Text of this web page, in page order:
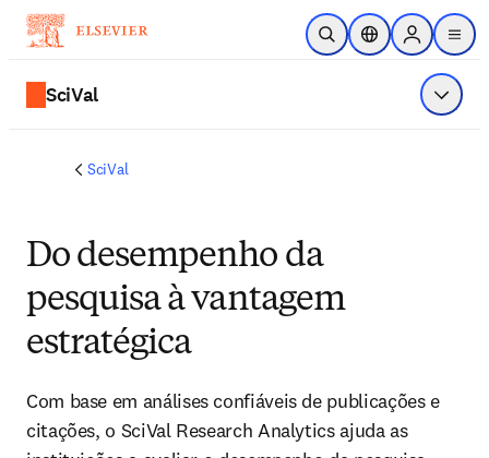
Ir para o conteúdo principal
Pesquisa aberta
Seletor deSign in to
menu
SciVal Exibir
SciVal
Do desempenho da
pesquisa à vantagem
estratégica
Com base em análises confiáveis de publicações e
citações, o SciVal Research Analytics ajuda as